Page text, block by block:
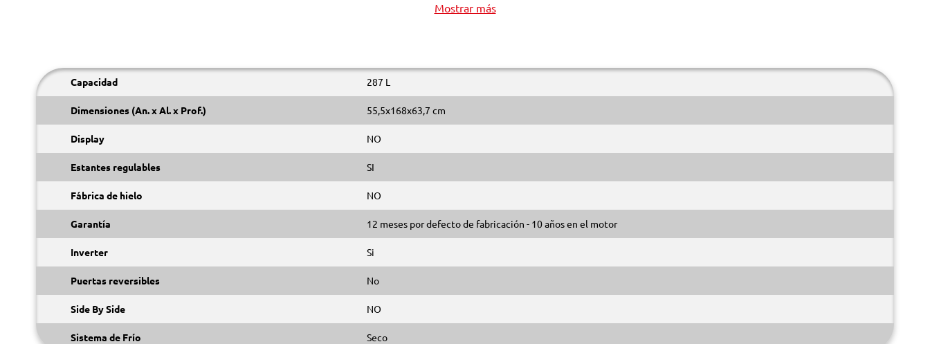
Mostrar más
Capacidad 287 L
Dimensiones (An. x Al. x Prof.) 55,5x168x63,7 cm
Display NO
Estantes regulables SI
Fábrica de hielo NO
Garantía 12 meses por defecto de fabricación - 10 años en el motor
Inverter Si
Puertas reversibles No
Side By Side NO
Sistema de Frío Seco